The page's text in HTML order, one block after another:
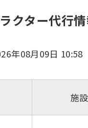
クター代行
年08月09日 10:58
施